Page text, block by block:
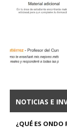
NOTICIAS E
¿QUÉ ES ONDO